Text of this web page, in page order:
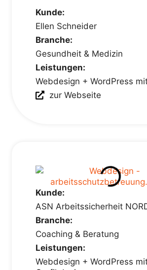
Kunde:
Ellen Schneider
Branche:
Gesundheit & Medizin
Leistungen:
Webdesign + WordPress
zur Webseite
Kunde:
ASN Arbeitssicherheit
Branche:
Coaching & Beratung
Leistungen:
Webdesign + WordPress